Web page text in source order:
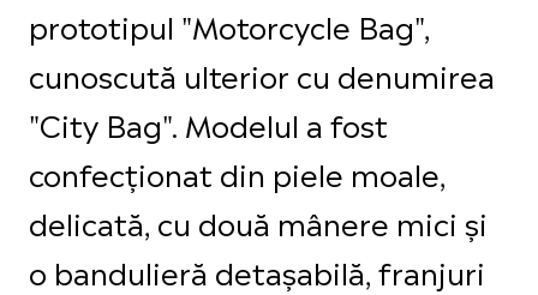
prototipul "Motorcycle Bag",
cunoscută ulterior cu denumirea
"City Bag". Modelul a fost
confecționat din piele moale,
delicată, cu două mânere mici și
o bandulieră detașabilă, franjuri